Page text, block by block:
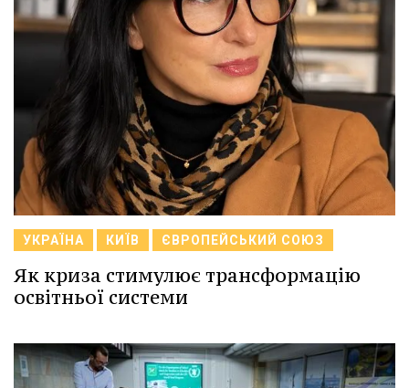
УКРАЇНА КИЇВ ЄВРОПЕЙСЬКИЙ СОЮЗ
Як криза стимулює трансформацію
освітньої системи